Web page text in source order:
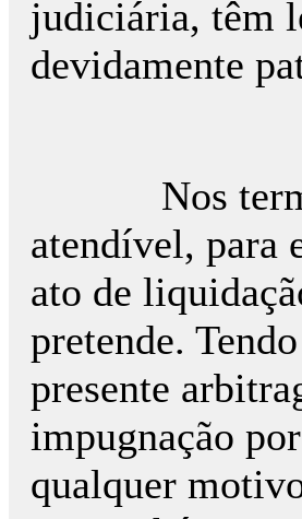
judiciária, têm
devidamente
Nos termos
atendível, para
ato de
pretende.
presente
impugnação
qualquer